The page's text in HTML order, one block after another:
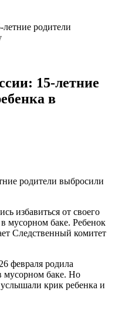
родители
15-летние
в
избавиться от своего
мусорном баке. Ребенок
Следственный комитет
февраля родила
мусорном баке. Но
крик ребенка и